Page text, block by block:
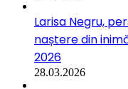
Larisa Negru,
naștere din
2026
28.03.2026